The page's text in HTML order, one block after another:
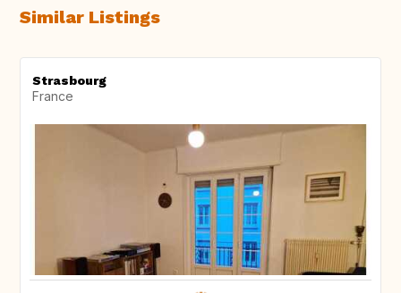
Similar Listings
Strasbourg
France